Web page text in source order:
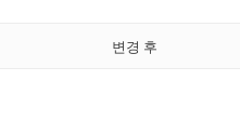
변경 후